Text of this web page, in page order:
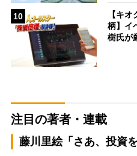
10
【キ
柄】イ
樹氏が
注目の著者・連載
藤川里絵「さあ、投資